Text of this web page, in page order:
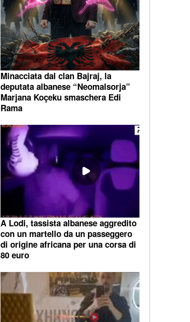
Minacciata dal clan Bajraj, la
deputata albanese “Neomalsorja”
Marjana Koçeku smaschera Edi
Rama
A Lodi, tassista albanese aggredito
con un martello da un passeggero
di origine africana per una corsa di
80 euro